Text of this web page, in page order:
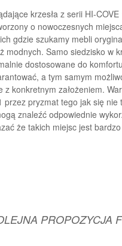
krzesła z serii HI-
o nowoczesnych
gdzie szukamy mebli
modnych. Samo siedzisko w
dostosowane do
a tym samym
z konkretnym założeniem.
przez pryzmat tego jak się nie
znaleźć odpowiednie
że takich miejsc jest
PROPOZYCJA